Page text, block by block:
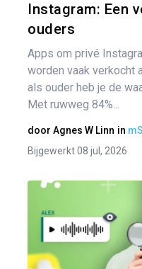
Instagram: Een
ouders
Apps om privé
worden vaak verkocht
als ouder heb je de
Met ruwweg 84%...
door Agnes W Linn in
Bijgewerkt 08 jul, 2026